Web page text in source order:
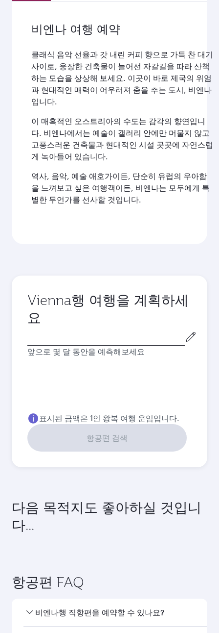
비엔나 여행 예약
클래식 음악 선율과 갓 내린 커피 향으로 가득 찬 대기
사이로, 웅장한 건축물이 늘어선 자갈길을 따라 산책
하는 모습을 상상해 보세요. 이곳이 바로 제국의 위엄
과 현대적인 매력이 어우러져 춤을 추는 도시, 비엔나
입니다.
이 매혹적인 오스트리아의 수도는 감각의 향연입니
다. 비엔나에서는 예술이 갤러리 안에만 머물지 않고
고풍스러운 건축물과 현대적인 시설 곳곳에 자연스럽
게 녹아들어 있습니다.
역사, 음악, 예술 애호가이든, 단순히 유럽의 우아함
을 느껴보고 싶은 여행객이든, 비엔나는 모두에게 특
별한 무언가를 선사할 것입니다.
Vienna행 여행을 계획하세
요
발
도
앞으로 몇 달 동안을 예측해보세요
표시된 금액은 1인 왕복 여행 운임입니다.
항공편 검색
다음 목적지도 좋아하실 것입니
다...
항공편 FAQ
비엔나행 직항편을 예약할 수 있나요?